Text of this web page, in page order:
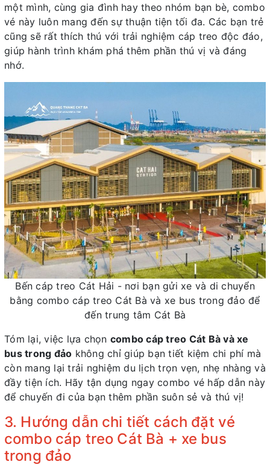
một mình, cùng gia đình hay theo nhóm bạn bè, combo
vé này luôn mang đến sự thuận tiện tối đa. Các bạn trẻ
cũng sẽ rất thích thú với trải nghiệm cáp treo độc đáo,
giúp hành trình khám phá thêm phần thú vị và đáng
nhớ.
Bến cáp treo Cát Hải - nơi bạn gửi xe và di chuyển
bằng combo cáp treo Cát Bà và xe bus trong đảo để
đến trung tâm Cát Bà
Tóm lại, việc lựa chọn combo cáp treo Cát Bà và xe
bus trong đảo không chỉ giúp bạn tiết kiệm chi phí mà
còn mang lại trải nghiệm du lịch trọn vẹn, nhẹ nhàng và
đầy tiện ích. Hãy tận dụng ngay combo vé hấp dẫn này
để chuyến đi của bạn thêm phần suôn sẻ và thú vị!
3. Hướng dẫn chi tiết cách đặt vé
combo cáp treo Cát Bà + xe bus
trong đảo